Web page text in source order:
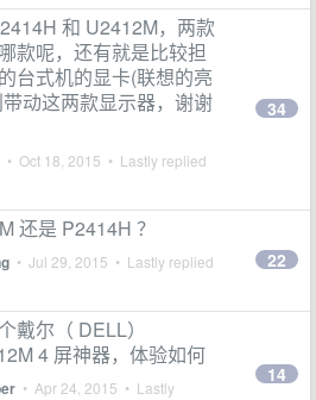
和 U2412M，两款
款呢，还有就是比较担
台式机的显卡(联想的亮
动这两款显示器，谢谢
• Oct 18, 2015 • Lastly replied
34
还是 P2414H ？
• Jul 29, 2015 • Lastly replied
22
戴尔（ DELL）
4 屏神器，体验如何
• Apr 24, 2015 • Lastly
14